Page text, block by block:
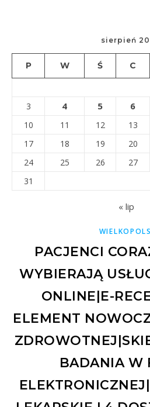
sierpień
P W Ś C
3
4 5 6
10
11 12 13
17
18 19 20
24
25 26 27
31
« lip
PACJENCI
WYBIERAJĄ
ONLINE|E-
ELEMENT
BADANIA W